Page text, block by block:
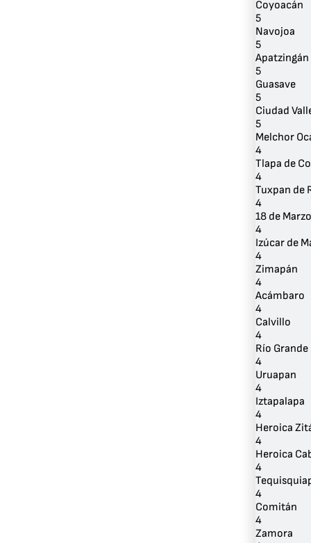
Coyoacán
5
Navojoa
5
Apatzingán
5
Guasave
5
Ciudad
5
Melchor
4
Tlapa de
4
Tuxpan de
4
18 de Marzo
4
Izúcar de
4
Zimapán
4
Acámbaro
4
Calvillo
4
Río Grande
4
Uruapan
4
Iztapalapa
4
Heroica
4
Heroica
4
4
Comitán
4
Zamora